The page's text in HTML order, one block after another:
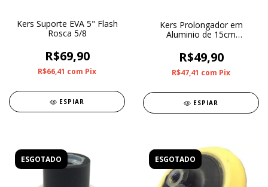
Kers Suporte EVA 5" Flash
Rosca 5/8
R$69,90
R$66,41 com Pix
ESPIAR
Kers Prolongador em
Aluminio de 15cm
R$49,90
R$47,41 com Pix
ESPIAR
ESGOTADO ESGOTADO